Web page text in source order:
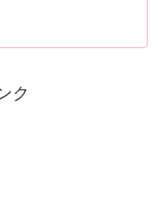
ク